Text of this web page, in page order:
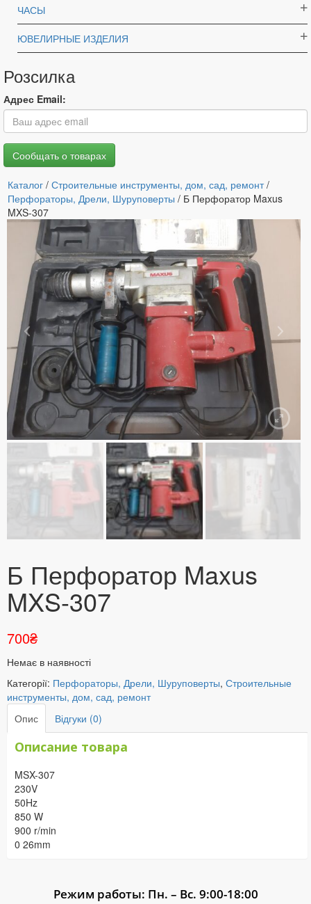
ЧАСЫ
ЮВЕЛИРНЫЕ ИЗДЕЛИЯ
Розсилка
Адрес Email:
Каталог / Строительные инструменты, дом, сад, ремонт/
Перфораторы, Дрели, Шуруповерты / Б Перфоратор Maxus
MXS-307
Б Перфоратор Maxus
MXS-307
700₴
Немає в наявності
Категорії: Перфораторы, Дрели, Шуруповерты, Строительные
инструменты, дом, сад, ремонт
Опис
Відгуки (0)
Описание товара
MSX-307
230V
50Hz
850 W
900 r/min
0 26mm
Режим работы: Пн. – Вс. 9:00-18:00